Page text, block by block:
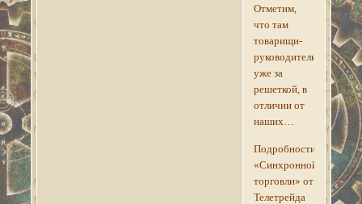
Отметим,
что там
товарищи-
руководители
уже за
решеткой, в
отличии от
наших…
Подробности
«Синхронной
торговли» от
Телетрейда